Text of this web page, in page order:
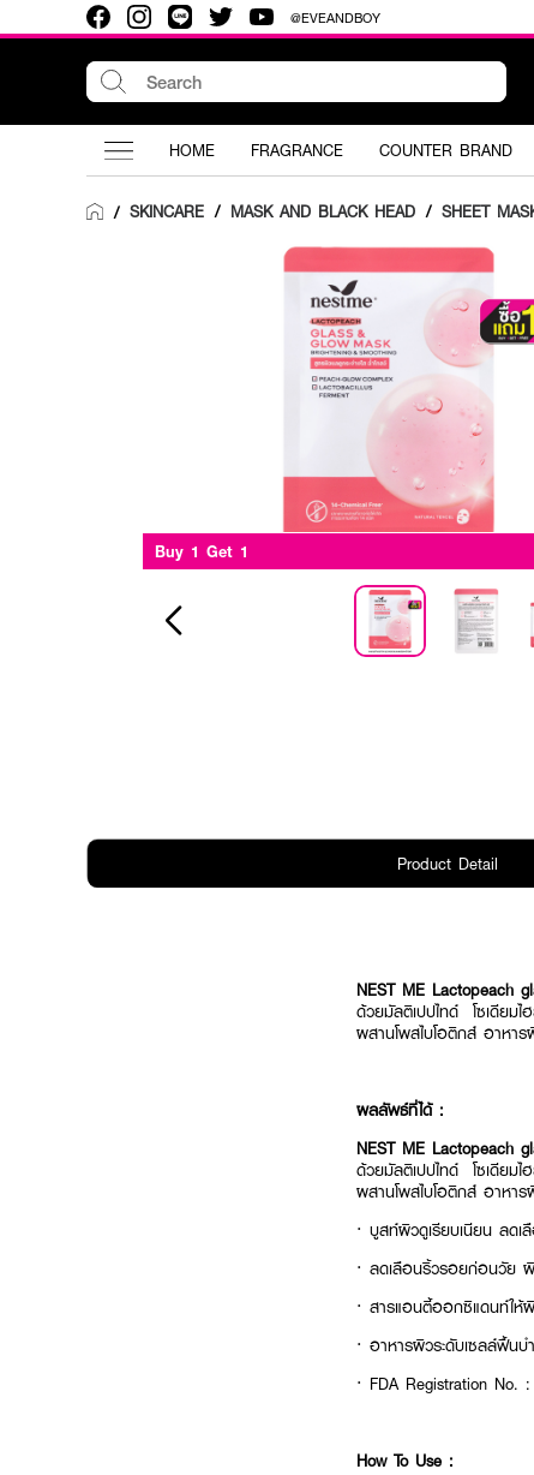
@EVEANDBOY
HOME FRAGRANCE COUNTER BRAND
/ SKINCARE / MASK AND BLACK HEAD / SHEET
Buy 1 Get 1
Product Detail
NEST ME Lactopeach
ด้วยมัลติเปปไทด์ โซเดียม
ผสานโพสไบโอติกส์ อาหา
ผลลัพธ์ที่ได้ :
NEST ME Lactopeach
ด้วยมัลติเปปไทด์ โซเดียม
ผสานโพสไบโอติกส์ อาหา
· บูสท์ผิวดูเรียบเนียน ลด
· ลดเลือนริ้วรอยก่อนวัย
· สารแอนตี้ออกซิแดนท์ให้
· อาหารผิวระดับเซลล์ฟื้น
· FDA Registration No.
How To Use :